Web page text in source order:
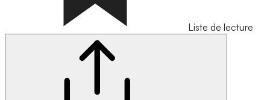
Liste de lecture